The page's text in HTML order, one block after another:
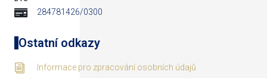
284781426/0300
Ostatní odkazy
Informace pro zpracování osobních údajů